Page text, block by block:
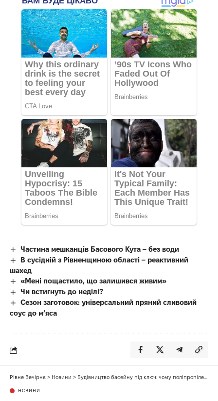
Частина мешканців Басового Кута – без води
В сусідній з Рівненщиною області – реактивний
шахед
«Мені пощастило, що залишився живим»
Чи встигнуть до неділі?
Сезон заготовок: універсальний пряний сливовий
соус до мʼяса
Рівне Вечірнє > Новини > Будівництво басейну під ключ: чому поліпропіленові басейни замовити вигідно
НОВИНИ